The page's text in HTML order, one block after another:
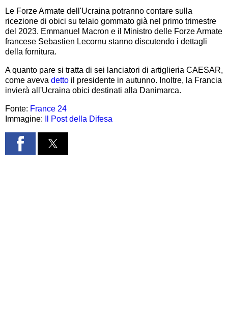
Le Forze Armate dell'Ucraina potranno contare sulla
ricezione di obici su telaio gommato già nel primo trimestre
del 2023. Emmanuel Macron e il Ministro delle Forze Armate
francese Sebastien Lecornu stanno discutendo i dettagli
della fornitura.
A quanto pare si tratta di sei lanciatori di artiglieria CAESAR,
come aveva detto il presidente in autunno. Inoltre, la Francia
invierà all'Ucraina obici destinati alla Danimarca.
Fonte: France 24
Immagine:
Il Post della Difesa